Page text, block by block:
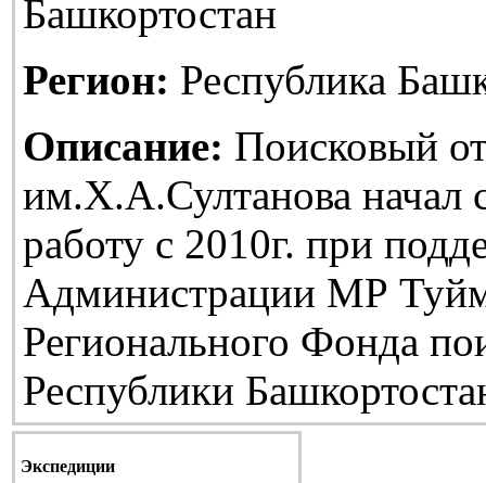
Башкортостан
Регион: Республика
Описание: Поисковый
им.Х.А.Султанова начал
работу с 2010г. при
Администрации МР
Регионального Фонда
Республики
Экспедиции